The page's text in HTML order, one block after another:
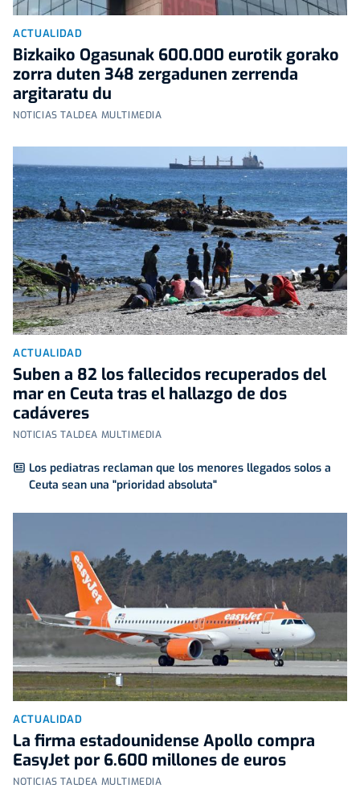
ACTUALIDAD
Bizkaiko Ogasunak 600.000 eurotik gorako
zorra duten 348 zergadunen zerrenda
argitaratu du
NOTICIAS TALDEA MULTIMEDIA
ACTUALIDAD
Suben a 82 los fallecidos recuperados del
mar en Ceuta tras el hallazgo de dos
cadáveres
NOTICIAS TALDEA MULTIMEDIA
Los pediatras reclaman que los menores llegados solos a
Ceuta sean una "prioridad absoluta"
ACTUALIDAD
La firma estadounidense Apollo compra
EasyJet por 6.600 millones de euros
NOTICIAS TALDEA MULTIMEDIA